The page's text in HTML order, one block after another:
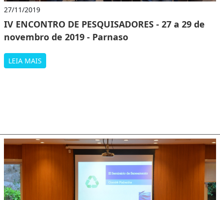
27/11/2019
IV ENCONTRO DE PESQUISADORES - 27 a 29 de
novembro de 2019 - Parnaso
LEIA MAIS